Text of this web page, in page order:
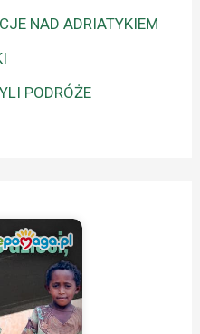
NAD ADRIATYKIEM
PODRÓŻE